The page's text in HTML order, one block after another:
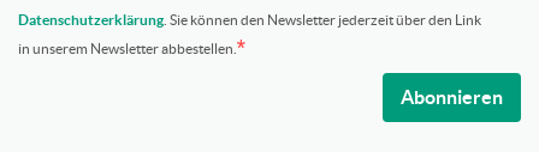
Datenschutzerklärung . Sie können den Newsletter jederzeit über den Link
in unserem Newsletter abbestellen.
Abonnieren